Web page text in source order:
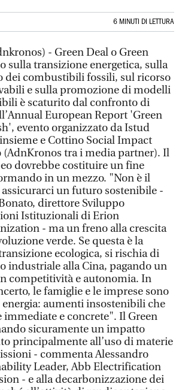
6 MINUTI DI LETTURA
- Green Deal o Green
sulla transizione energetica, sulla
dei combustibili fossili, sul ricorso
e sulla promozione di modelli
è scaturito dal confronto di
European Report 'Green
evento organizzato da Istud
e Cottino Social Impact
(AdnKronos tra i media partner). Il
dovrebbe costituire un fine
in un mezzo. "Non è il
un futuro sostenibile -
direttore Sviluppo
Istituzionali di Erion
- ma un freno alla crescita
verde. Se questa è la
ecologica, si rischia di
industriale alla Cina, pagando un
competitività e autonomia. In
le famiglie e le imprese sono
energia: aumenti insostenibili che
immediate e concrete". Il Green
sicuramente un impatto
principalmente all’uso di materie
- commenta Alessandro
Leader, Abb Electrification
- e alla decarbonizzazione dei